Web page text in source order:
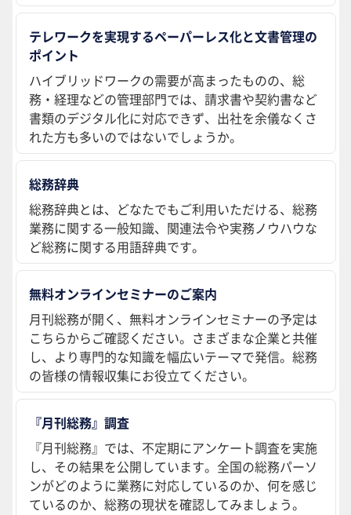
テレワークを実現するペーパーレス化と文書管理の
ポイント
ハイブリッドワークの需要が高まったものの、総
務・経理などの管理部門では、請求書や契約書など
書類のデジタル化に対応できず、出社を余儀なくさ
れた方も多いのではないでしょうか。
総務辞典
総務辞典とは、どなたでもご利用いただける、総務
業務に関する一般知識、関連法令や実務ノウハウな
ど総務に関する用語辞典です。
無料オンラインセミナーのご案内
月刊総務が開く、無料オンラインセミナーの予定は
こちらからご確認ください。さまざまな企業と共催
し、より専門的な知識を幅広いテーマで発信。総務
の皆様の情報収集にお役立てください。
『月刊総務』調査
『月刊総務』では、不定期にアンケート調査を実施
し、その結果を公開しています。全国の総務パーソ
ンがどのように業務に対応しているのか、何を感じ
ているのか、総務の現状を確認してみましょう。